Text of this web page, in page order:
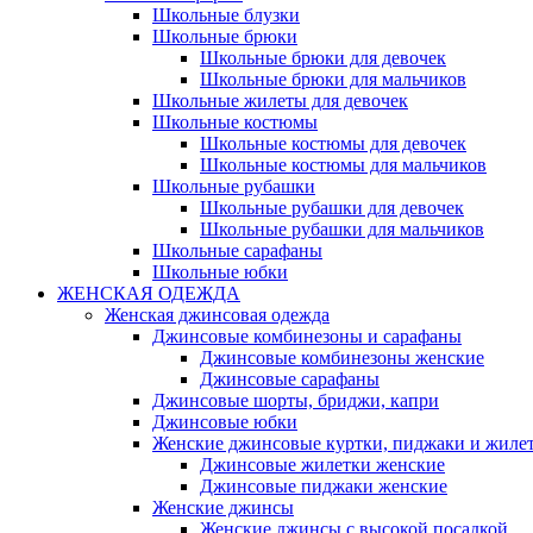
Школьные блузки
Школьные брюки
Школьные брюки для девочек
Школьные брюки для мальчиков
Школьные жилеты для девочек
Школьные костюмы
Школьные костюмы для девочек
Школьные костюмы для мальчиков
Школьные рубашки
Школьные рубашки для девочек
Школьные рубашки для мальчиков
Школьные сарафаны
Школьные юбки
ЖЕНСКАЯ ОДЕЖДА
Женская джинсовая одежда
Джинсовые комбинезоны и сарафаны
Джинсовые комбинезоны женские
Джинсовые сарафаны
Джинсовые шорты, бриджи, капри
Джинсовые юбки
Женские джинсовые куртки, пиджаки и
Джинсовые жилетки женские
Джинсовые пиджаки женские
Женские джинсы
Женские джинсы с высокой посадкой